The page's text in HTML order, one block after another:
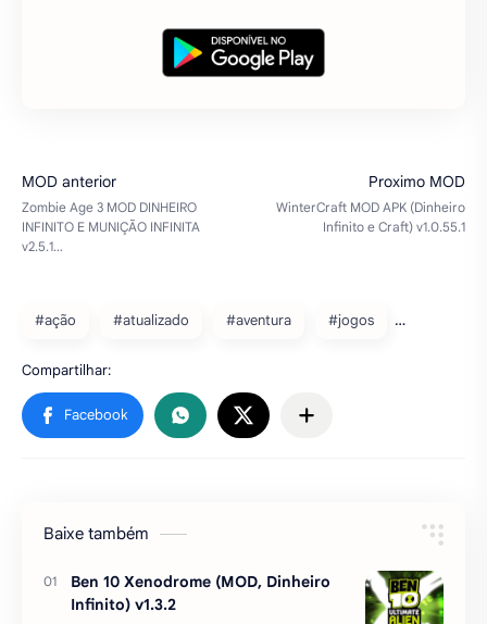
#ação #atualizado #aventura #jogos
Baixe também
Ben 10 Xenodrome (MOD, Dinheiro
Infinito) v1.3.2